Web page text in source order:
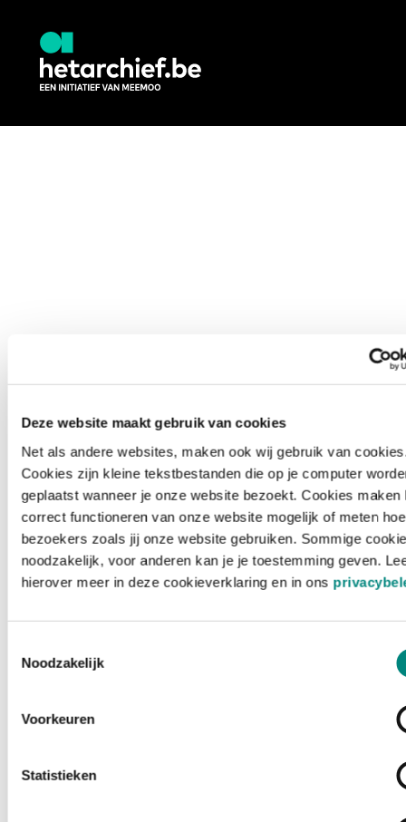
Deze website maakt gebruik van cookies
Net als andere websites, maken ook wij gebruik van
Cookies zijn kleine tekstbestanden die op je computer
geplaatst wanneer je onze website bezoekt. Cookies maken
correct functioneren van onze website mogelijk of meten hoe
bezoekers zoals jij onze website gebruiken. Sommige
noodzakelijk, voor anderen kan je je toestemming geven.
hierover meer in deze cookieverklaring en in ons
Noodzakelijk
Voorkeuren
Statistieken